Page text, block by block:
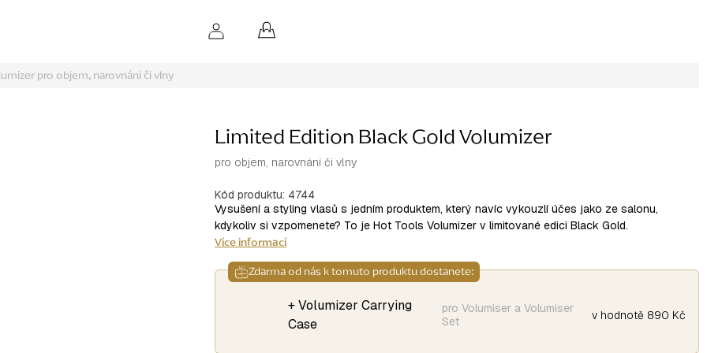
NÁKUPNÍ
KOŠÍK
pro objem, narovnání či vlny
Limited Edition Black Gold Volumizer
pro objem, narovnání či vlny
Kód produktu: 4744
Vysušení a styling vlasů s jedním produktem, který navíc vykouzlí účes jako ze salonu,
kdykoliv si vzpomenete? To je Hot Tools Volumizer v limitované edici Black Gold.
Více informací
Zdarma od nás k tomuto produktu dostanete:
+ Volumizer Carrying
Case
pro Volumiser a Volumiser
Set
v hodnotě 890 Kč